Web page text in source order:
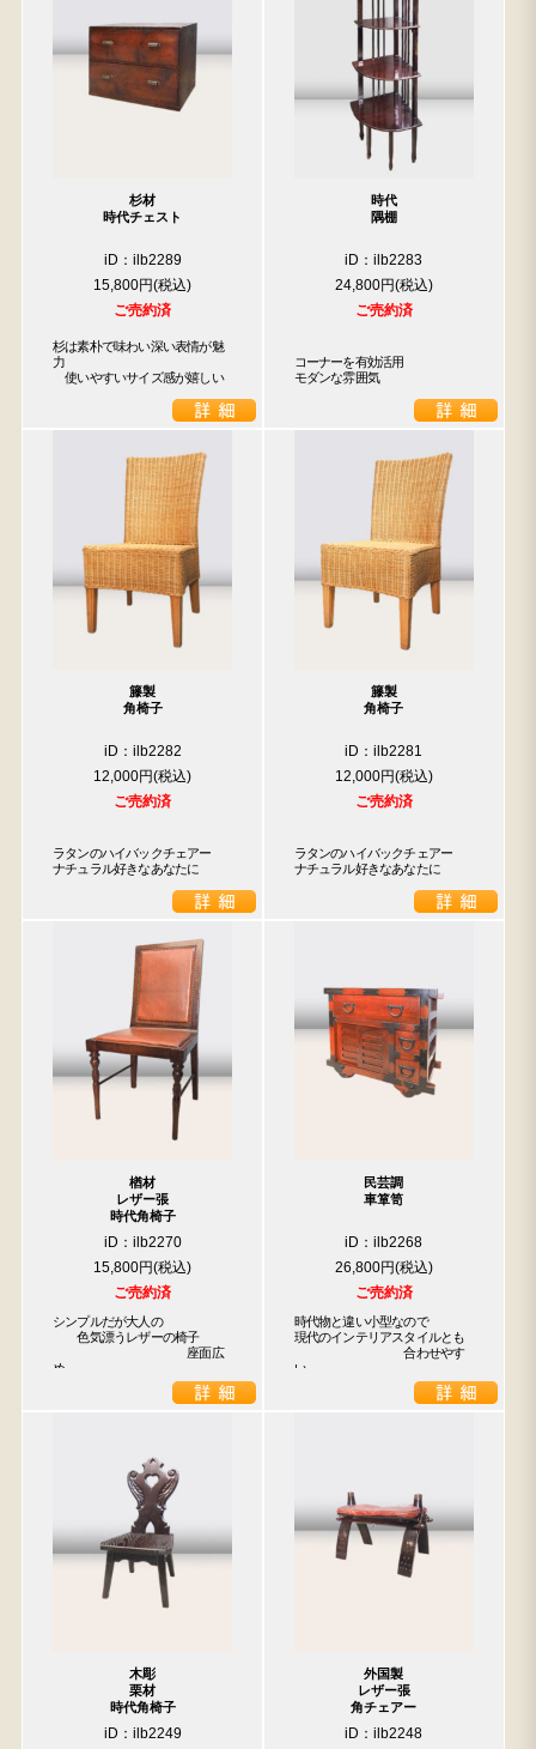
杉材
時代チェスト
iD：ilb2289
15,800円
ご売約済
杉は素朴で味わい深い表情が魅
力
使いやすいサイズ感が嬉しい
時代
隅棚
iD：ilb2283
24,800円
ご売約済
コーナーを有効活用
モダンな雰囲気
籐製
角椅子
iD：ilb2282
12,000円
ご売約済
ラタンのハイバックチェアー
ナチュラル好きなあなたに
籐製
角椅子
iD：ilb2281
12,000円
ご売約済
ラタンのハイバックチェアー
ナチュラル好きなあなたに
楢材
レザー張
時代角椅子
iD：ilb2270
15,800円
ご売約済
シンプルだが大人の
色気漂うレザーの椅子
座面広
め
民芸調
車箪笥
iD：ilb2268
26,800円
ご売約済
時代物と違い小型なので
現代のインテリアスタイルとも
合わせやす
い
木彫
栗材
時代角椅子
iD：ilb2249
外国製
レザー張
角チェアー
iD：ilb2248